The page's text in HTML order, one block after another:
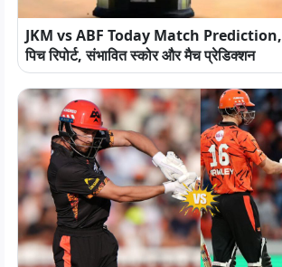
JKM vs ABF Today Match
पिच रिपोर्ट, संभावित स्कोर और मैच प्रेडिक्शन